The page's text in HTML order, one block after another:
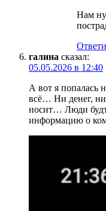
Нам
галина сказал:
05.05.2026 в 12:40
А вот я попалась
всё… Ни денег,
носит… Люди
информацию о